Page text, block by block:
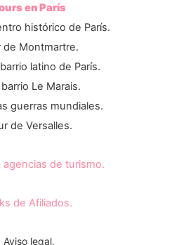
en París
histórico de París.
de Montmartre.
latino de París.
Le Marais.
guerras mundiales.
de Versalles.
agencias de turismo.
de Afiliados.
Aviso legal.